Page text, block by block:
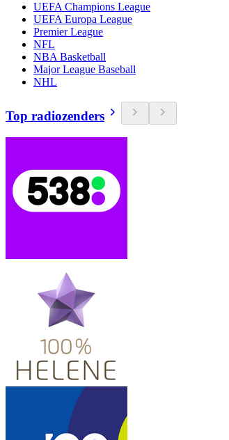
UEFA Champions League
UEFA Europa League
Premier League
NFL
NBA Basketball
Major League Baseball
NHL
Top radiozenders